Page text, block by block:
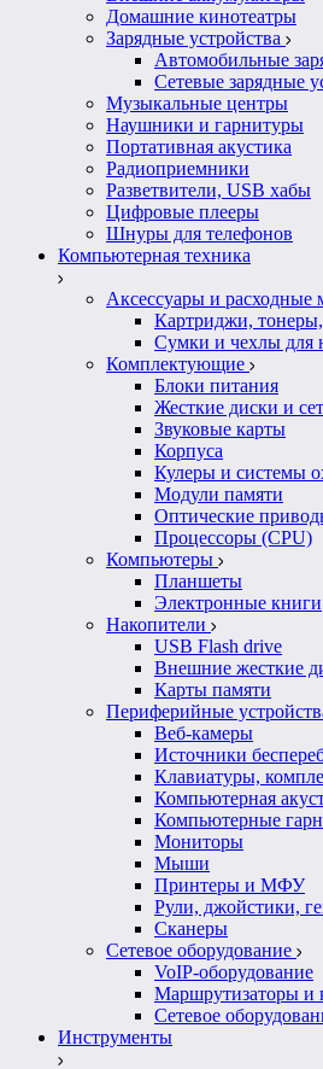
Домашние кинотеатры
Зарядные устройства
Автомобильные
Сетевые зарядные
Музыкальные центры
Наушники и гарнитуры
Портативная акустика
Радиоприемники
Разветвители, USB хабы
Цифровые плееры
Шнуры для телефонов
Компьютерная техника
Аксессуары и расходные
Картриджи,
Сумки и чехлы для
Комплектующие
Блоки питания
Жесткие диски и
Звуковые карты
Корпуса
Кулеры и системы
Модули памяти
Оптические
Процессоры (CPU)
Компьютеры
Планшеты
Электронные книги
Накопители
USB Flash drive
Внешние жесткие
Карты памяти
Периферийные
Веб-камеры
Источники
Клавиатуры,
Компьютерная
Компьютерные
Мониторы
Мыши
Принтеры и МФУ
Рули, джойстики,
Сканеры
Сетевое оборудование
VoIP-оборудование
Маршрутизаторы и
Сетевое
Инструменты